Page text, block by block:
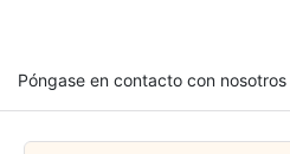
Póngase en contacto con nosotros